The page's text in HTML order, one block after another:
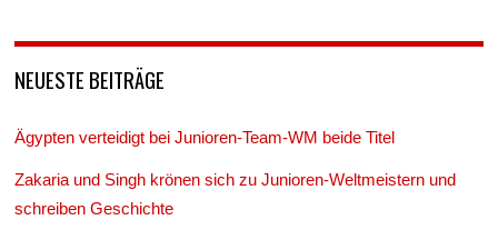
NEUESTE BEITRÄGE
Ägypten verteidigt bei Junioren-Team-WM beide Titel
Zakaria und Singh krönen sich zu Junioren-Weltmeistern und
schreiben Geschichte